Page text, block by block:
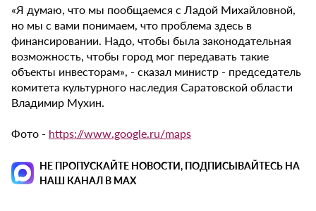
«Я думаю, что мы пообщаемся с Ладой Михайловной,
но мы с вами понимаем, что проблема здесь в
финансировании. Надо, чтобы была законодательная
возможность, чтобы город мог передавать такие
объекты инвесторам», - сказал министр - председатель
комитета культурного наследия Саратовской области
Владимир Мухин.
Фото - https://www.google.ru/maps
НЕ ПРОПУСКАЙТЕ НОВОСТИ, ПОДПИСЫВАЙТЕСЬ НА
НАШ КАНАЛ В MAX